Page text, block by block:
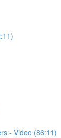
- Video (86:11)